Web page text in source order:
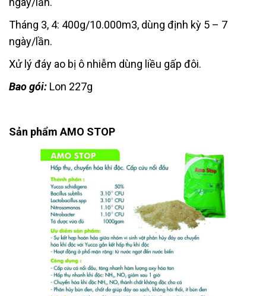
Tháng 3, 4: 400g/10.000m3, dùng định kỳ 5 – 7
ngày/lần.
Xử lý đáy ao bị ô nhiễm dùng liều gấp đôi.
Bao gói: Lon 227g
Sản phẩm AMO STOP